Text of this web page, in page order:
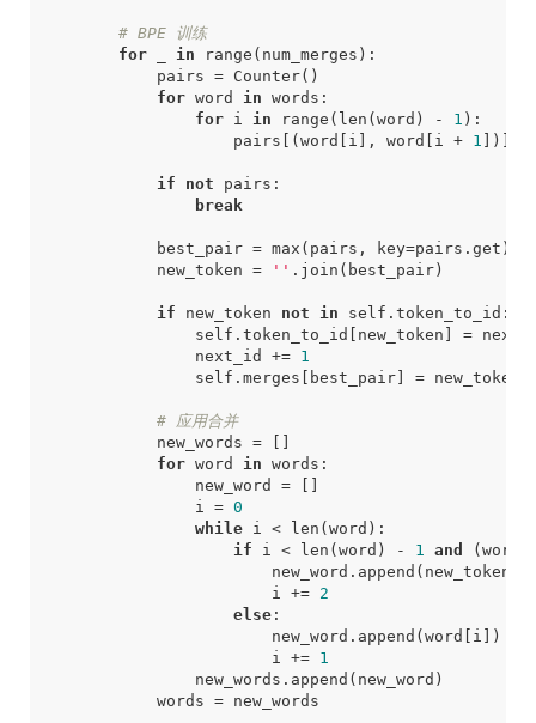
# BPE 训练
for
in range ( num_merges ):
pairs = Counter()
for word in words :
for
i in range ( len (word ) - 1 ):
pairs [(word [ i ], word [ i + 1 ])]
if not pairs :
break
best_pair = max ( pairs , key=pairs . get )
new_token = '' . join ( best_pair)
if new_token not in self . token_to_id :
self . token_to_id [ new_token ] =
next_id
+=
1
self . merges [ best_pair] = new_token
# 应用合并
new_words =
[]
for word in words :
new_word
=
[]
i
= 0
while
i < len (word ):
if
i < len (word ) - 1 and (word
new_word . append ( new_token
i
+=
2
else:
new_word . append (word [ i ])
i
+=
1
new_words . append ( new_word )
words = new_words